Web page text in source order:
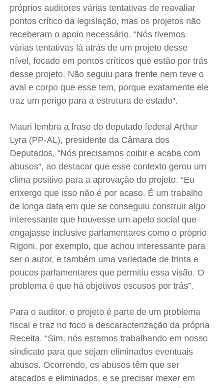
próprios auditores várias tentativas de reavaliar
pontos crítico da legislação, mas os projetos não
receberam o apoio necessário. “Nós tivemos
várias tentativas lá atrás de um projeto desse
nível, focado em pontos críticos que estão por trás
desse projeto. Não seguiu para frente nem teve o
aval e corpo que esse tem, porque exatamente ele
traz um perigo para a estrutura de estado”.
Mauri lembra a frase do deputado federal Arthur
Lyra (PP-AL), presidente da Câmara dos
Deputados, “Nós precisamos coibir e acaba com
abusos”, ao destacar que esse contexto gerou um
clima positivo para a aprovação do projeto. “Eu
enxergo que isso não é por acaso. É um trabalho
de longa data em que se conseguiu construir algo
interessante que houvesse um apelo social que
engajasse inclusive parlamentares como o próprio
Rigoni, por exemplo, que achou interessante para
ser o autor, e também uma variedade de trinta e
poucos parlamentares que permitiu essa visão. O
problema é que há objetivos escusos por trás”.
Para o auditor, o projeto é parte de um problema
fiscal e traz no foco a descaracterização da própria
Receita. “Sim, nós estamos trabalhando em nosso
sindicato para que sejam eliminados eventuais
abusos. Ocorrendo, os abusos têm que ser
atacados e eliminados, e se precisar mexer em